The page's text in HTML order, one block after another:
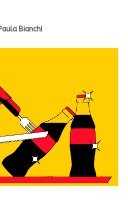
Bianchi